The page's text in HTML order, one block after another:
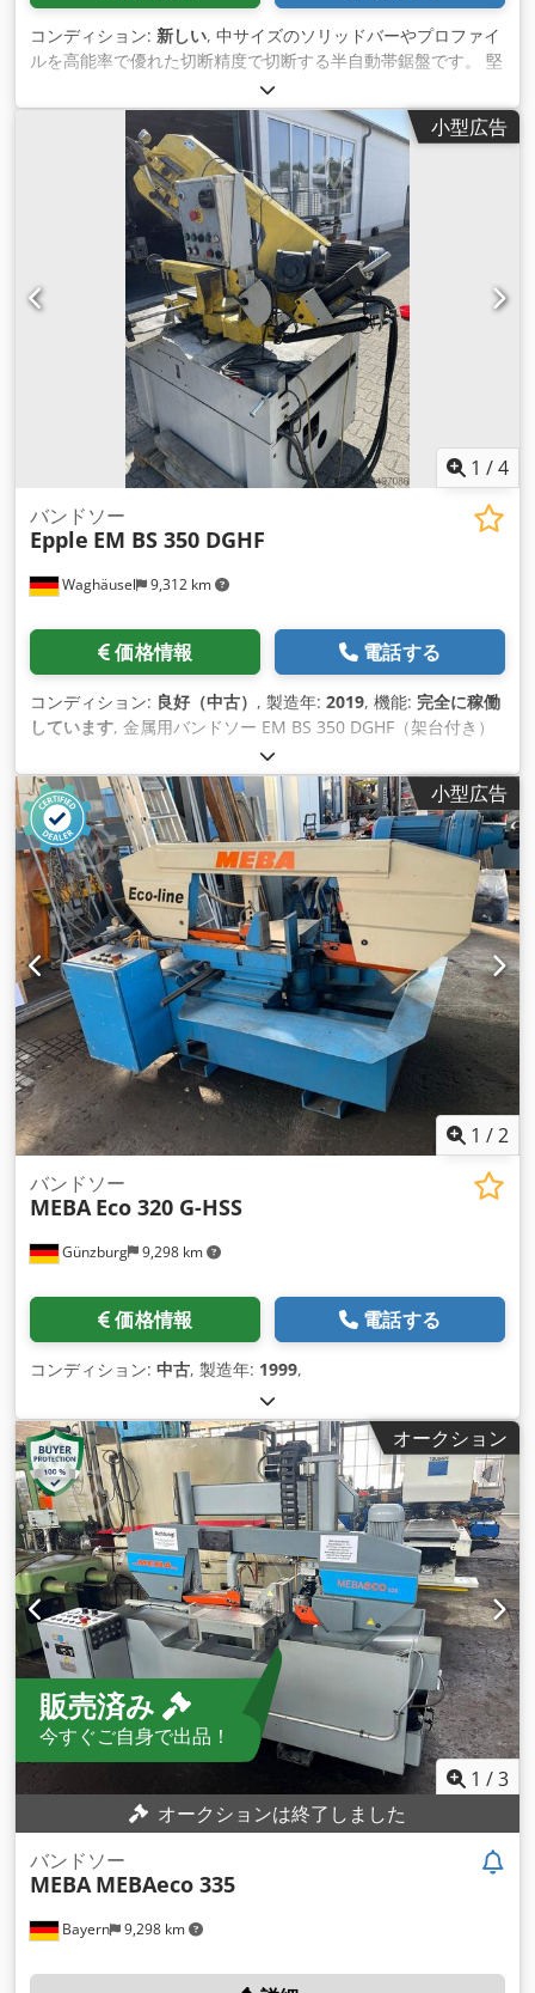
コンディション: 新しい, 中サイズのソリッドバーやプロファイ
ルを高能率で優れた切断精度で切断する半自動帯鋸盤です。 堅
牢な構造により、切断ユニットに必要な剛性と精度を与えま
す。 青銅ギヤが付いている 2 速度モーターおよび特別な変速機
が付いているベルト ドライブおよび堅くなり、地上のウォーム
ねじ。 適度な寸法のフライホイール 水密性のある招待状ベア
リングと調節可能なウィディアプレートで作られた頑丈なリボ
ンガイド マイクロスイッチブレードの回転制御を有する電気機
械装置により得られるベルト張力 Dedpfx Ahsfibd Ts Dowa フ
ライホイールカバーカバーとブレード上の事故防止安全装置 切
断厚さ1.5mm 切断範囲 60°sx 60°dx 同一サイズのカットのた
めの調整可能なストップ ブラシベルトクリーニング装置 油圧
ユニットモーター 0,37 kW 0.09 kW ベルト冷凍用電動ポンプ
顎の高さ 200 mm クランプ爪の長さ 185 mm ワークトップ高
さ760mm 機械重量 820kg
小型広告
1 /4
Waghäusel 9,312 km
バンドソー
Epple EM BS 350 DGHF
価格情報 電話する
コンディション: 良好（中古） , 製造年: 2019, 機能: 完全に稼働
しています, 金属用バンドソー EM BS 350 DGHF（架台付き）
小型広告
1 /2
Günzburg 9,298 km
バンドソー
MEBA Eco 320 G-HSS
価格情報 電話する
コンディション: 中古, 製造年: 1999,
オークション
販売済み
今すぐご自身で出品！
1 /3
オークションは終了しました
Bayern 9,298 km
バンドソー
MEBA MEBAeco 335